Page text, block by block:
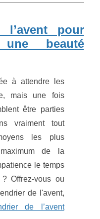
l’avent pour
beauté
à attendre les
mais une fois
être parties
vraiment tout
les plus
de la
le temps
Offrez-vous ou
de l'avent,
de l’avent